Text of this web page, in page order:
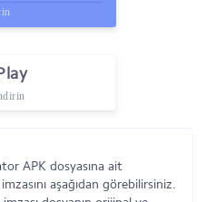
APK dosyasına ait
aşağıdan görebilirsiniz.